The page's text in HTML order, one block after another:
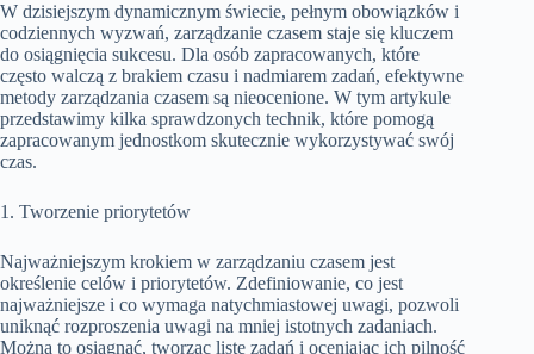
W dzisiejszym dynamicznym świecie, pełnym obowiązków i
codziennych wyzwań, zarządzanie czasem staje się kluczem
do osiągnięcia sukcesu. Dla osób zapracowanych, które
często walczą z brakiem czasu i nadmiarem zadań, efektywne
metody zarządzania czasem są nieocenione. W tym artykule
przedstawimy kilka sprawdzonych technik, które pomogą
zapracowanym jednostkom skutecznie wykorzystywać swój
czas.
1. Tworzenie priorytetów
Najważniejszym krokiem w zarządzaniu czasem jest
określenie celów i priorytetów. Zdefiniowanie, co jest
najważniejsze i co wymaga natychmiastowej uwagi, pozwoli
uniknąć rozproszenia uwagi na mniej istotnych zadaniach.
Można to osiągnąć, tworząc listę zadań i oceniając ich pilność